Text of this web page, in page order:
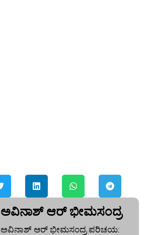
ಅವಿನಾಶ್‌ ಆರ್‌ ಭೀಮಸಂದ್ರ
ಅವಿನಾಶ್‌ ಆರ್‌ ಭೀಮಸಂದ್ರ ಪರಿಚಯ: